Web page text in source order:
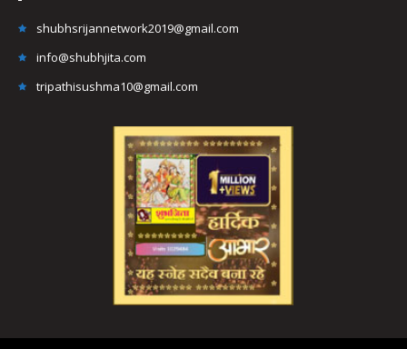
shubhsrijannetwork2019@gmail.com
info@shubhjita.com
tripathisushma10@gmail.com